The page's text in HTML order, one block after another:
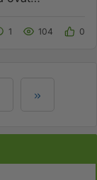
1 104 0